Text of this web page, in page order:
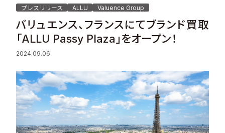
Investor Relations
Sustainability
Recruit
Contact
プレスリリース ALLU Valuence Group
バリュエンス、フランスにてブランド買取
「ALLU Passy Plaza」をオープン！
2024.09.06